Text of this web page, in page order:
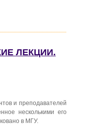
ЛЕКЦИИ.
и преподавателей
несколькими его
в МГУ.